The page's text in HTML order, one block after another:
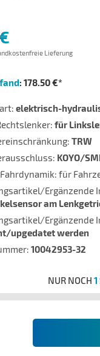
Lieferung
: 178.50 €*
elektrisch-
für
TRW
KOYO/
für
Ergänzende
am
Ergänzende
upgedatet werden
10042953-32
NUR NOCH 1